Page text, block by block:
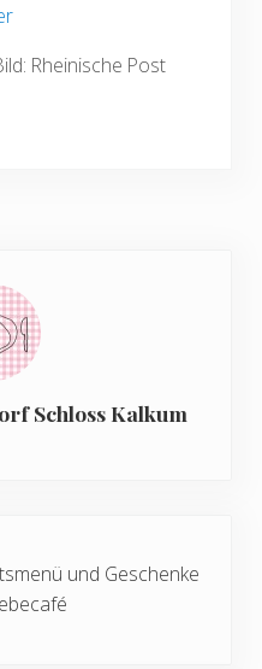
Rheinische Post
Schloss Kalkum
und Geschenke